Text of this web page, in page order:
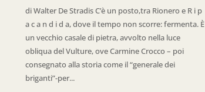
di Walter De Stradis C’è un posto,tra Rionero e R i p
a c a n d i d a, dove il tempo non scorre: fermenta. È
un vecchio casale di pietra, avvolto nella luce
obliqua del Vulture, ove Carmine Crocco – poi
consegnato alla storia come il “generale dei
briganti”-per...